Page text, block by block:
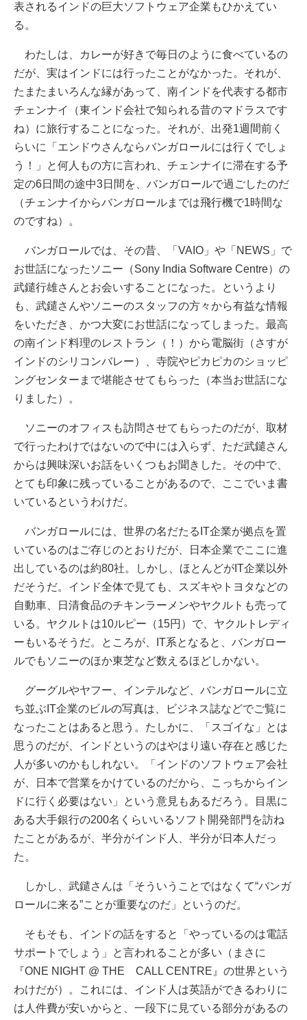
表されるインドの巨大ソフトウェア企業もひかえてい
る。
わたしは、カレーが好きで毎日のように食べているの
だが、実はインドには行ったことがなかった。それが、
たまたまいろんな縁があって、南インドを代表する都市
チェンナイ（東インド会社で知られる昔のマドラスです
ね）に旅行することになった。それが、出発1週間前く
らいに「エンドウさんならバンガロールには行くでしょ
う！」と何人もの方に言われ、チェンナイに滞在する予
定の6日間の途中3日間を、バンガロールで過ごしたのだ
（チェンナイからバンガロールまでは飛行機で1時間な
のですね）。
バンガロールでは、その昔、「VAIO」や「NEWS」で
お世話になったソニー（Sony India Software Centre）の
武鑓行雄さんとお会いすることになった。というより
も、武鑓さんやソニーのスタッフの方々から有益な情報
をいただき、かつ大変にお世話になってしまった。最高
の南インド料理のレストラン（！）から電脳街（さすが
インドのシリコンバレー）、寺院やピカピカのショッピ
ングセンターまで堪能させてもらった（本当お世話にな
りました）。
ソニーのオフィスも訪問させてもらったのだが、取材
で行ったわけではないので中には入らず、ただ武鑓さん
からは興味深いお話をいくつもお聞きした。その中で、
とても印象に残っていることがあるので、ここでいま書
いているというわけだ。
バンガロールには、世界の名だたるIT企業が拠点を置
いているのはご存じのとおりだが、日本企業でここに進
出しているのは約80社。しかし、ほとんどがIT企業以外
だそうだ。インド全体で見ても、スズキやトヨタなどの
自動車、日清食品のチキンラーメンやヤクルトも売って
いる。ヤクルトは10ルピー（15円）で、ヤクルトレディ
ーもいるそうだ。ところが、IT系となると、バンガロー
ルでもソニーのほか東芝など数えるほどしかない。
グーグルやヤフー、インテルなど、バンガロールに立
ち並ぶIT企業のビルの写真は、ビジネス誌などでご覧に
なったことはあると思う。たしかに、「スゴイな」とは
思うのだが、インドというのはやはり遠い存在と感じた
人が多いのかもしれない。「インドのソフトウェア会社
が、日本で営業をかけているのだから、こっちからイン
ドに行く必要はない」という意見もあるだろう。目黒に
ある大手銀行の200名くらいいるソフト開発部門を訪ね
たことがあるが、半分がインド人、半分が日本人だっ
た。
しかし、武鑓さんは「そういうことではなくて“バンガ
ロールに来る”ことが重要なのだ」というのだ。
そもそも、インドの話をすると「やっているのは電話
サポートでしょう」と言われることが多い（まさに
『ONE NIGHT @ THE CALL CENTRE』の世界という
わけだが）。これには、インド人は英語ができるわりに
は人件費が安いからと、一段下に見ている部分があるの